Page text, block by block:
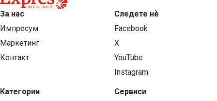
За нас
Импресум
Маркетинг
Контакт
Категории
Следете нѐ
Facebook
X
YouTube
Instagram
Сервиси